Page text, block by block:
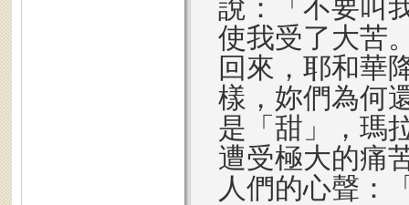
說：「不要叫
使我受了大苦
回來，耶和華
樣，妳們為何
是「甜」，瑪
遭受極大的痛
人們的心聲：